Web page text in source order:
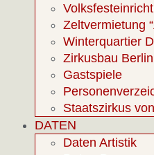
Zeltvermietung
Winterquartier
Zirkusbau Berlin
Gastspiele
Staatszirkus
DATEN
Daten Artistik